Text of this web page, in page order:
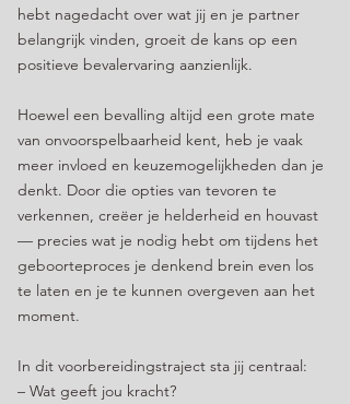
hebt nagedacht over wat jij en je partner
belangrijk vinden, groeit de kans op een
positieve bevalervaring aanzienlijk.
Hoewel een bevalling altijd een grote mate
van onvoorspelbaarheid kent, heb je vaak
meer invloed en keuzemogelijkheden dan je
denkt. Door die opties van tevoren te
verkennen, creëer je helderheid en houvast
— precies wat je nodig hebt om tijdens het
geboorteproces je denkend brein even los
te laten en je te kunnen overgeven aan het
moment.
In dit voorbereidingstraject sta jij centraal:
– Wat geeft jou kracht?